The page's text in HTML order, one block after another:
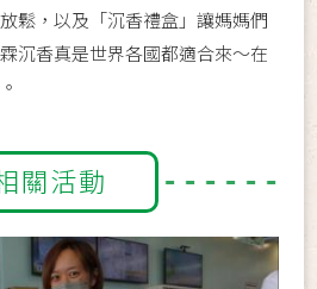
鬆，以及「沉香禮盒」讓媽媽們
沉香真是世界各國都適合來～在
關活動